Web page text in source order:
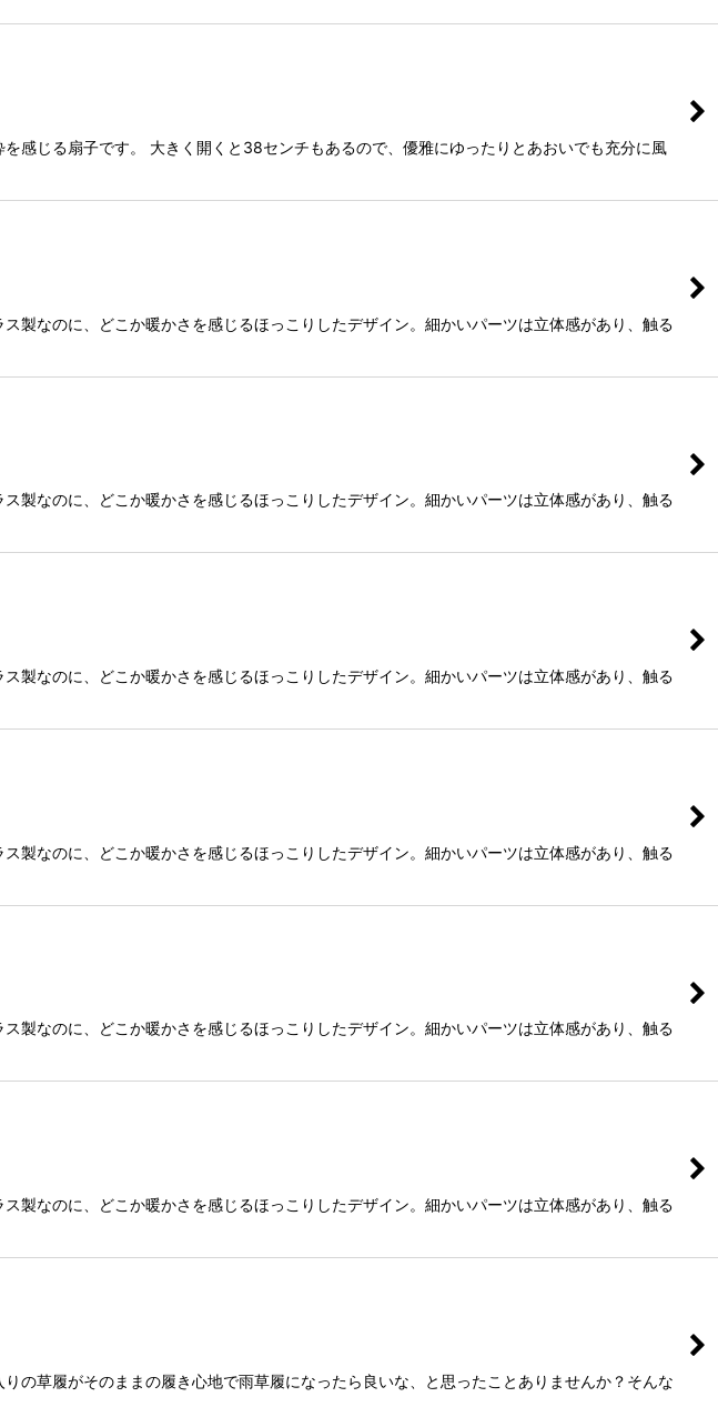
感じる扇子です。 大きく開くと38センチもあるので、優雅にゆったりとあおいでも充分に風
製なのに、どこか暖かさを感じるほっこりしたデザイン。細かいパーツは立体感があり、触る
製なのに、どこか暖かさを感じるほっこりしたデザイン。細かいパーツは立体感があり、触る
製なのに、どこか暖かさを感じるほっこりしたデザイン。細かいパーツは立体感があり、触る
製なのに、どこか暖かさを感じるほっこりしたデザイン。細かいパーツは立体感があり、触る
製なのに、どこか暖かさを感じるほっこりしたデザイン。細かいパーツは立体感があり、触る
製なのに、どこか暖かさを感じるほっこりしたデザイン。細かいパーツは立体感があり、触る
の草履がそのままの履き心地で雨草履になったら良いな、と思ったことありませんか？そんな